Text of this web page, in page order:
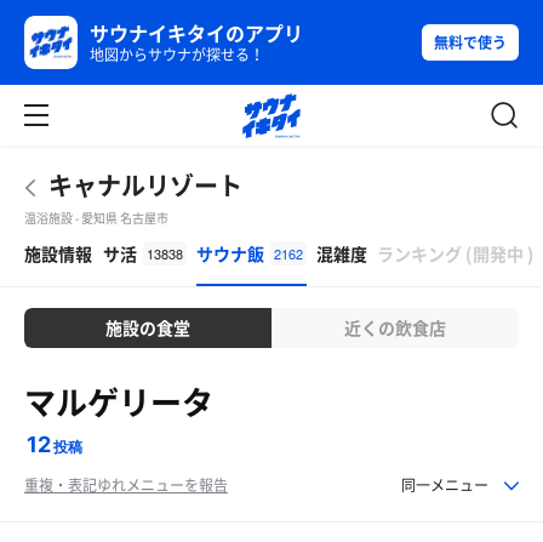
サウナイキタイのアプリ
地図からサウナが探せる！
無料で使う
キャナルリゾート
温浴施設 - 愛知県 名古屋市
施設情報 サ活 13838 サウナ飯 2162 混雑度 ランキング (開発中 )
施設の食堂 近くの飲食店
マルゲリータ
12投稿
重複・表記ゆれメニューを報告 同一メニュー